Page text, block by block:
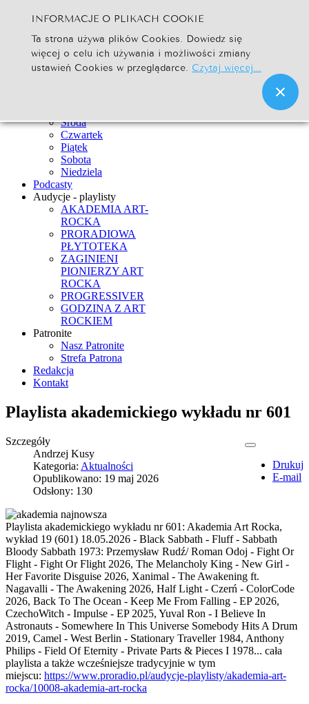
Szukaj... Go
Strona Główna
Newsy
Środa
Czwartek
Piątek
Sobota
Niedziela
Podcasty
Audycje - playlisty
AKADEMIA ART-
ROCKA
PRORADIOWA
PŁYTOTEKA
ZAGINIENI
PIONIERZY ART
ROCKA
PROGRESSIVER
GODZINA Z ART
ROCKIEM
Patronite
Nasz Patronite
Strefa Patrona
Redakcja
Kontakt
Playlista akademickiego wykładu nr 601
Drukuj
E-mail
Szczegóły
Andrzej Kusy
Kategoria: Aktualności
Opublikowano: 19 maj 2026
Odsłony: 130
Playlista akademickiego wykładu nr 601: Akademia Art Rocka,
wykład 19 (601) 18.05.2026 - Black Sabbath - Fluff - Sabbath
Bloody Sabbath 1973: Przemysław Rudź/ Roman Odoj - Fight Or
Flight - Fight Or Flight 2026, The Melancholy King - New Girl -
Her Favorite Disguise 2026, Xanimal - The Awakening ft.
Nagavalli - The Awakening 2026, Half Light - Czerń - ColorCode
2026, Back To The Ocean - Keep Me From Falling - EP 2026,
CzechoWitch - Impulse - EP 2025, Yuval Ron - I Believe In
Astronauts - Somewhere In This Universe Somebody Hits A Drum
2019, Camel - West Berlin - Stationary Traveller 1984, Anthony
Philips - Field Of Eternity - Private Parts & Pieces I 1978... cała
playlista a także wcześniejsze tradycyjnie w tym
miejscu: https://www.proradio.pl/audycje-playlisty/akademia-art-
rocka/10008-akademia-art-rocka
INFORMACJE O PLIKACH COOKIE
Ta strona używa plików Cookies. Dowiedz się
więcej o celu ich używania i możliwości zmiany
ustawień Cookies w przeglądarce. Czytaj więcej...